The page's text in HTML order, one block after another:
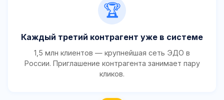
🏆
Каждый третий контрагент уже в системе
1,5 млн клиентов — крупнейшая сеть ЭДО в
России. Приглашение контрагента занимает пару
кликов.